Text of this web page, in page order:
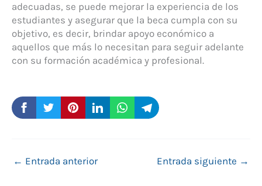
adecuadas, se puede mejorar la experiencia de los
estudiantes y asegurar que la beca cumpla con su
objetivo, es decir, brindar apoyo económico a
aquellos que más lo necesitan para seguir adelante
con su formación académica y profesional.
← Entrada anterior Entrada siguiente →